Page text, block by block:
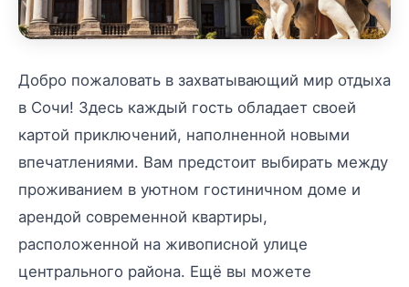
Добро пожаловать в захватывающий мир отдыха
в Сочи! Здесь каждый гость обладает своей
картой приключений, наполненной новыми
впечатлениями. Вам предстоит выбирать между
проживанием в уютном гостиничном доме и
арендой современной квартиры,
расположенной на живописной улице
центрального района. Ещё вы можете